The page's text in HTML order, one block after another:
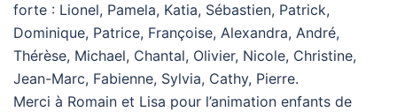
forte : Lionel, Pamela, Katia, Sébastien, Patrick,
Dominique, Patrice, Françoise, Alexandra, André,
Thérèse, Michael, Chantal, Olivier, Nicole, Christine,
Jean-Marc, Fabienne, Sylvia, Cathy, Pierre.
Merci à Romain et Lisa pour l’animation enfants de